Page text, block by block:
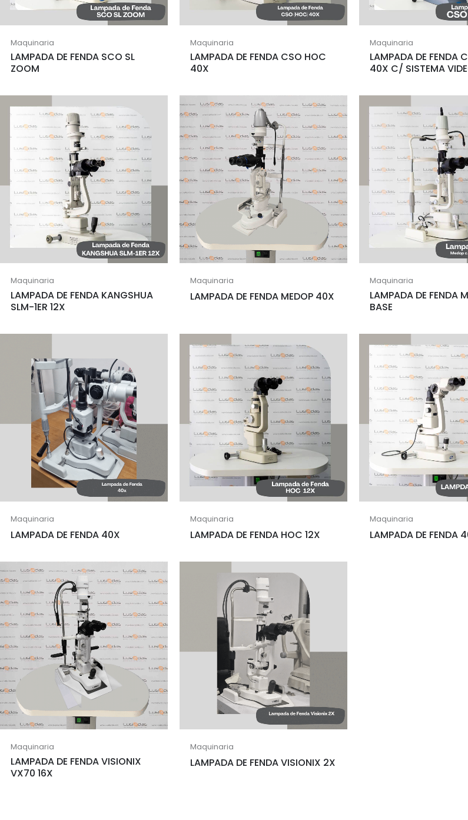
Maquinaria
LAMPADA DE FENDA SCO SL
ZOOM
Maquinaria
LAMPADA DE FENDA CSO HOC
40X
Maquinaria
LAMPADA DE FENDA
40X C/ SISTEMA
Maquinaria
LAMPADA DE FENDA KANGSHUA
SLM-1ER 12X
Maquinaria
LAMPADA DE FENDA MEDOP 40X
Maquinaria
LAMPADA DE FENDA
BASE
Maquinaria
LAMPADA DE FENDA 40X
Maquinaria
LAMPADA DE FENDA HOC 12X
Maquinaria
LAMPADA DE FENDA
Maquinaria
LAMPADA DE FENDA VISIONIX
VX70 16X
Maquinaria
LAMPADA DE FENDA VISIONIX 2X